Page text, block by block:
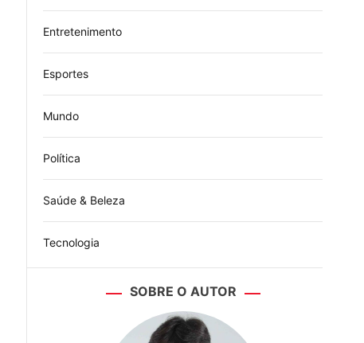
Entretenimento
Esportes
Mundo
Política
Saúde & Beleza
Tecnologia
SOBRE O AUTOR